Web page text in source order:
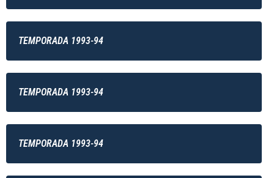
TEMPORADA 1993-94
TEMPORADA 1993-94
TEMPORADA 1993-94